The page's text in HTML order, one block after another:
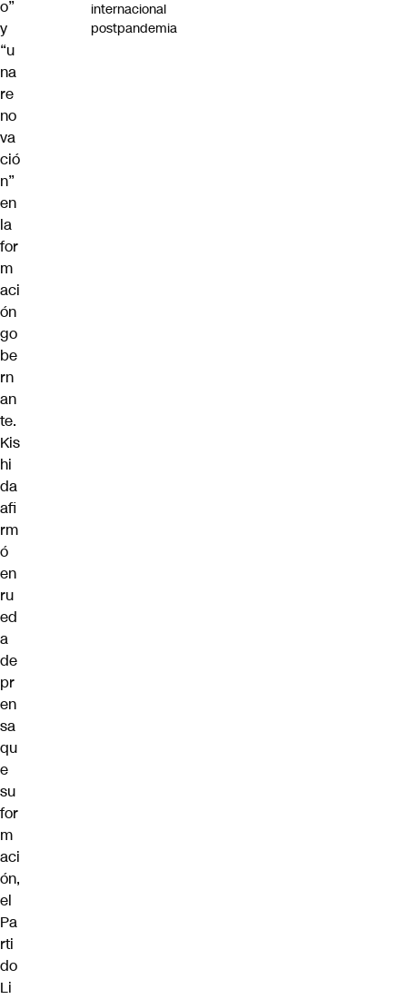
o”
y
“u
na
re
no
va
ció
n”
en
la
for
m
aci
ón
go
be
rn
an
te.
Kis
hi
da
afi
rm
ó
en
ru
ed
a
de
pr
en
sa
qu
e
su
for
m
aci
ón,
el
Pa
rti
do
Li
internacional
postpandemia